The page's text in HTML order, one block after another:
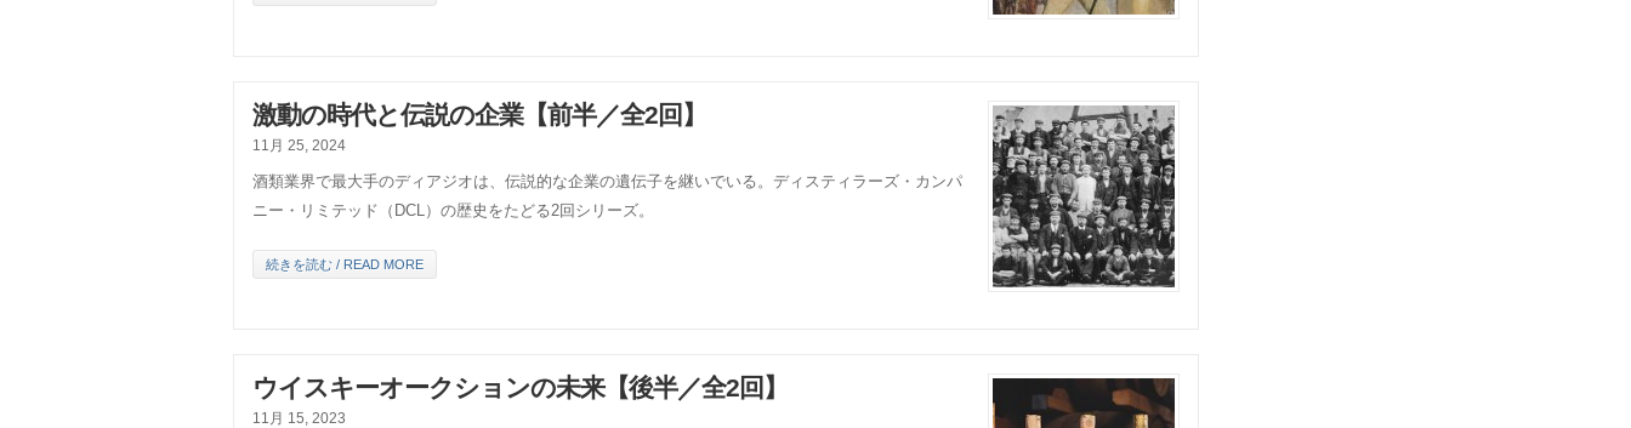
激動の時代と伝説の企業【前半／全2回】
11月 25, 2024
酒類業界で最大手のディアジオは、伝説的な企業の遺伝子を継いでいる。ディスティラーズ・カンパ
ニー・リミテッド（DCL）の歴史をたどる2回シリーズ。
続きを読む / READ MORE
ウイスキーオークションの未来【後半／全2回】
11月 15, 2023